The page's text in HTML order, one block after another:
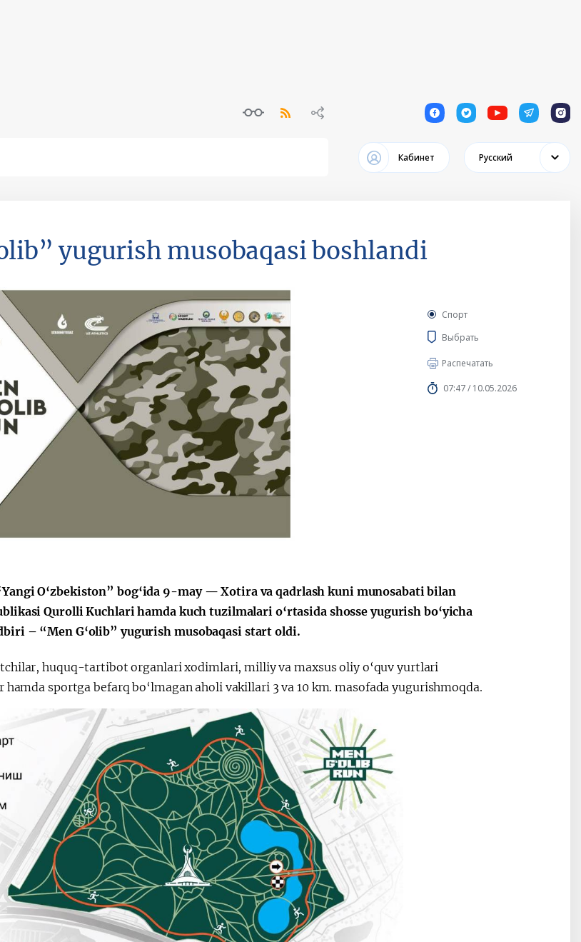
1 1 1 1 1
Кабинет Русский
Поездки
Поручение
Президента – в
действии
Видеоселекторные
совещания под
председательством
Шавката
Мирзиёева
yugurish musobaqasi boshlandi
Спорт
Выбрать
Распечатать
07:47 / 10.05.2026
O‘zbekiston” bog‘ida 9-may — Xotira va qadrlash kuni munosabati bilan
Qurolli Kuchlari hamda kuch tuzilmalari o‘rtasida shosse yugurish bo‘yicha
– “Men G‘olib” yugurish musobaqasi start oldi.
huquq-tartibot organlari xodimlari, milliy va maxsus oliy o‘quv yurtlari
sportga befarq bo‘lmagan aholi vakillari 3 va 10 km. masofada yugurishmoqda.